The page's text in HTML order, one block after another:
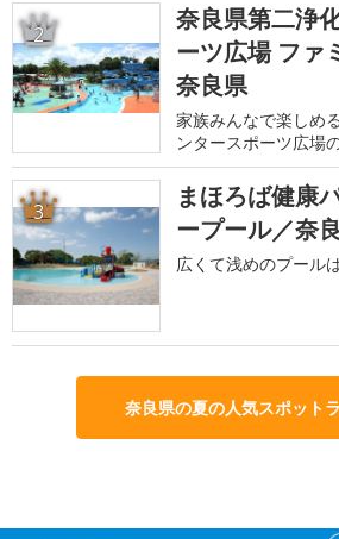
2
奈良県第二浄
ーツ広場 ファ
奈良県
家族みんなで楽しめ
ンタースポーツ広場
3
まほろば健康
ープール／奈
広くて浅めのプール
奈良県の夏の人気スポット